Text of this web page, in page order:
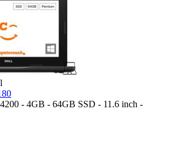
- 4GB - 64GB SSD - 11.6 inch -